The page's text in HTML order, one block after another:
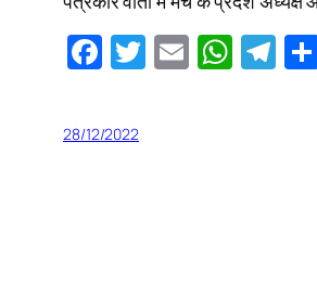
Facebook
Twitter
Email
28/12/2022